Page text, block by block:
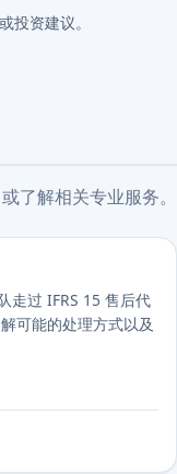
投资建议。
了解相关专业服务。
走过 IFRS 15 售后代
可能的处理方式以及